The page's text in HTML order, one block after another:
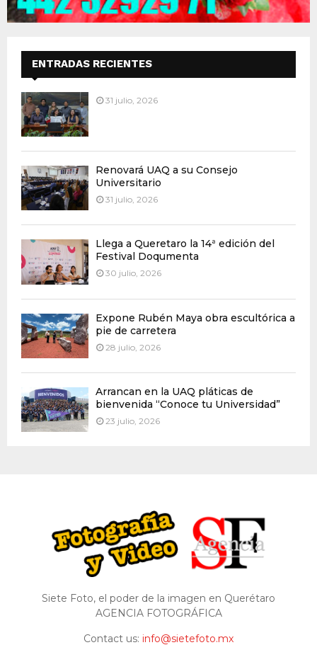
ENTRADAS RECIENTES
31 julio, 2026
Renovará UAQ a su Consejo
Universitario
31 julio, 2026
Llega a Queretaro la 14ª edición del
Festival Doqumenta
30 julio, 2026
Expone Rubén Maya obra escultórica a
pie de carretera
28 julio, 2026
Arrancan en la UAQ pláticas de
bienvenida “Conoce tu Universidad”
23 julio, 2026
Siete Foto, el poder de la imagen en Querétaro
AGENCIA FOTOGRÁFICA
Contact us: info@sietefoto.mx